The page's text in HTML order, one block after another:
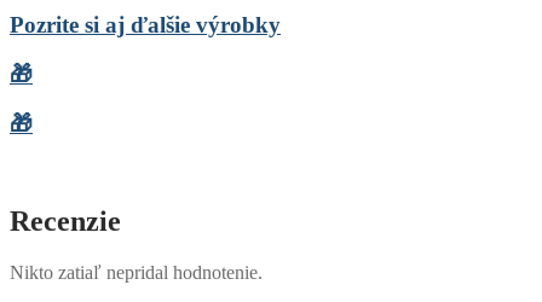
Pozrite si aj ďalšie výrobky
🎁
🎁
Recenzie
Nikto zatiaľ nepridal hodnotenie.